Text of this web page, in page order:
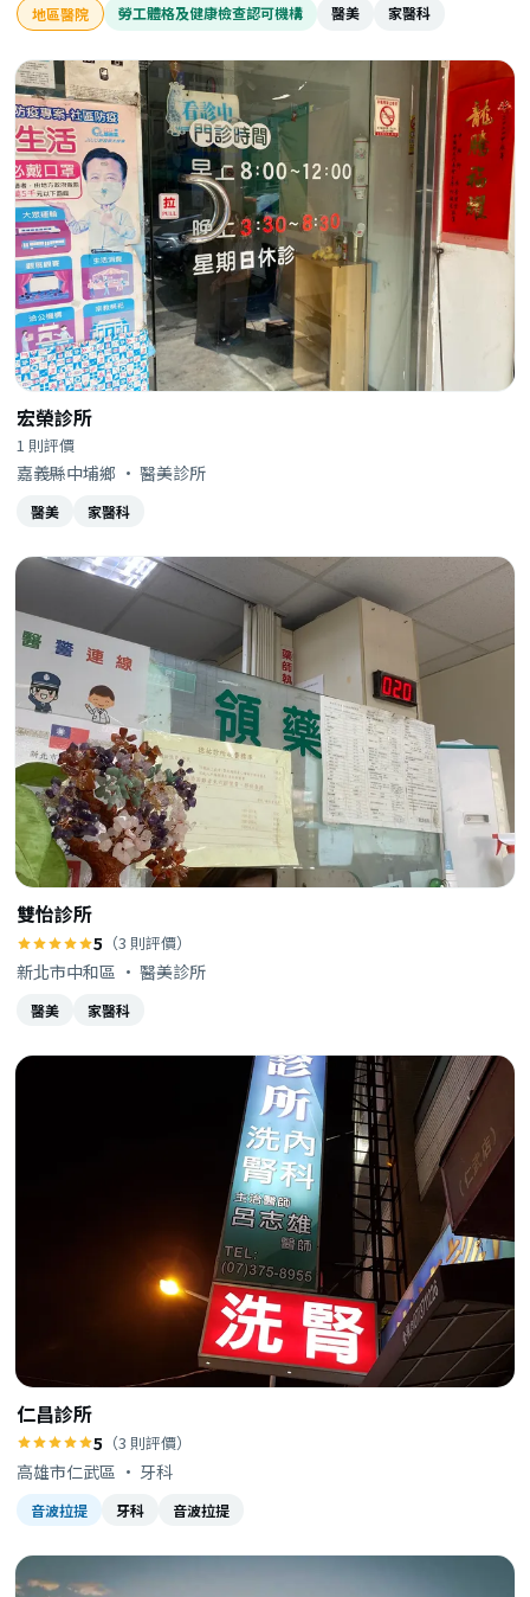
地區醫院 勞工體格及健康檢查認可機構 醫美 家醫科
宏榮診所
1 則評價
嘉義縣中埔鄉 · 醫美診所
醫美 家醫科
雙怡診所
5 （3 則評價）
新北市中和區 · 醫美診所
醫美 家醫科
仁昌診所
5 （3 則評價）
高雄市仁武區 · 牙科
音波拉提 牙科 音波拉提